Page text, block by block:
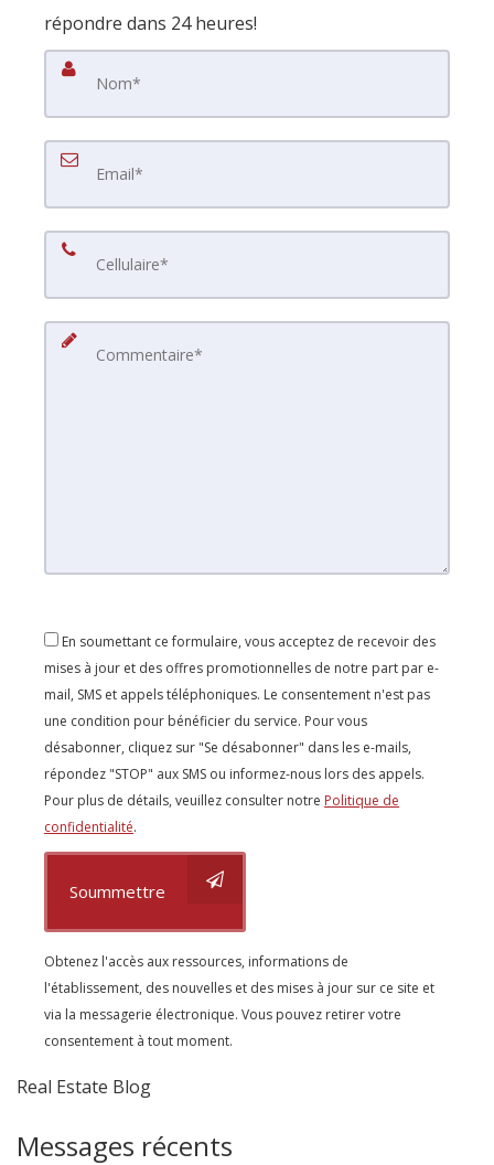
répondre dans 24 heures!
En soumettant ce formulaire, vous acceptez de recevoir des
mises à jour et des offres promotionnelles de notre part par e-
mail, SMS et appels téléphoniques. Le consentement n'est pas
une condition pour bénéficier du service. Pour vous
désabonner, cliquez sur "Se désabonner" dans les e-mails,
répondez "STOP" aux SMS ou informez-nous lors des appels.
Pour plus de détails, veuillez consulter notre Politique de
confidentialité.
Soummettre
Obtenez l'accès aux ressources, informations de
l'établissement, des nouvelles et des mises à jour sur ce site et
via la messagerie électronique. Vous pouvez retirer votre
consentement à tout moment.
Real Estate Blog
Messages récents